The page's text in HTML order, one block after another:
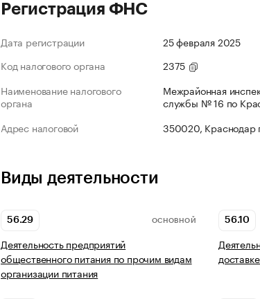
Регистрация ФНС
Дата регистрации
25 февраля 2025
Код налогового органа
2375
Наименование налогового
органа
Межрайонная
службы № 16 по
Адрес налоговой
350020, Краснодар
Виды деятельности
56.29 ОСНОВНОЙ
Деятельность предприятий
общественного питания по прочим видам
организации питания
56.10